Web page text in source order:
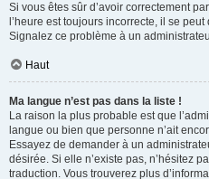
Si vous êtes sûr d’avoir correctement
l’heure est toujours incorrecte, il se
Signalez ce problème à un
Haut
Ma langue n’est pas dans la liste !
La raison la plus probable est que
langue ou bien que personne n’ait
Essayez de demander à un
désirée. Si elle n’existe pas, n’hésitez
traduction. Vous trouverez plus